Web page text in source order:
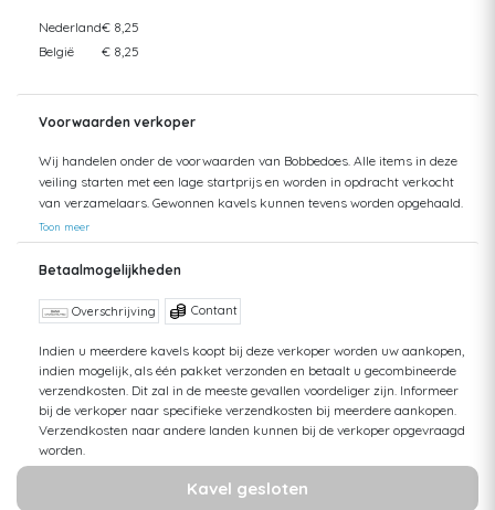
Nederland€ 8,25
België
€ 8,25
Voorwaarden verkoper
Wij handelen onder de voorwaarden van Bobbedoes. Alle items in deze
veiling starten met een lage startprijs en worden in opdracht verkocht
van verzamelaars. Gewonnen kavels kunnen tevens worden opgehaald.
Uw aankopen worden gecombineerd verzonden om hoge verzendkosten
te kunnen beperken. Zendingen worden gedaan vanuit zowel België als
Nederland. Bij verzending van bedragen hoger dan €75 wordt een
hoger uitvallen dan het getoonde tarief aangezien de uiteindelijke
verkoopprijs niet altijd bekend is. Bij een aangetekende zending bent u
verzekerd tegen schade of verlies van uw zending. Bij een standaard
zending kan ik geen terugbetaling doen van uw aankoop bij verlies of
schade. Voor vragen hierover kunt u altijd contact opnemen. Aankopen
worden, zonder afspraak, maximaal 1 jaar bewaard. Daarna kunt u
geen aanspraak maken op uw betaling en op uw bewaarde aankopen,
tenzij u opslagkosten betaalt. De hoogte van deze kosten zijn
verkoper. Let op! Bij controle van strips worden de meest belangrijke
Toon meer
Betaalmogelijkheden
Overschrijving Contant
Indien u meerdere kavels koopt bij deze verkoper worden uw aankopen,
indien mogelijk, als één pakket verzonden en betaalt u gecombineerde
verzendkosten. Dit zal in de meeste gevallen voordeliger zijn. Informeer
bij de verkoper naar specifieke verzendkosten bij meerdere aankopen.
Verzendkosten naar andere landen kunnen bij de verkoper opgevraagd
worden.
Kavel gesloten